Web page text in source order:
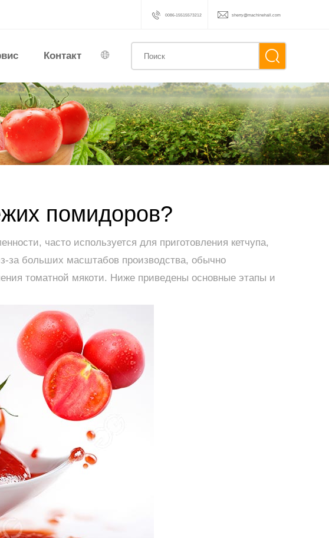
0086-15515573212 sherry@machinehall.com
Контакт
помидоров?
часто используется для приготовления кетчупа,
за больших масштабов производства, обычно
томатной мякоти. Ниже приведены основные этапы и